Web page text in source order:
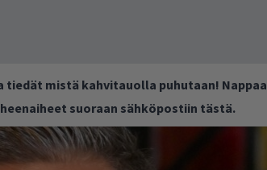
tiedät mistä kahvitauolla puhutaan! Nappaa
suoraan sähköpostiin tästä.